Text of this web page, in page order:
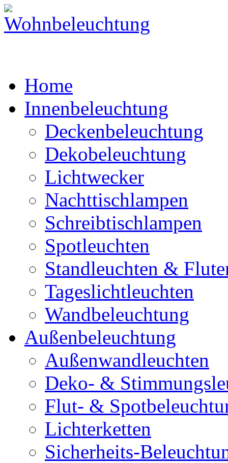
Home
Innenbeleuchtung
Deckenbeleuchtung
Dekobeleuchtung
Lichtwecker
Nachttischlampen
Schreibtischlampen
Spotleuchten
Standleuchten &
Tageslichtleuchten
Wandbeleuchtung
Außenbeleuchtung
Außenwandleuchten
Deko- &
Flut- &
Lichterketten
Sicherheits-